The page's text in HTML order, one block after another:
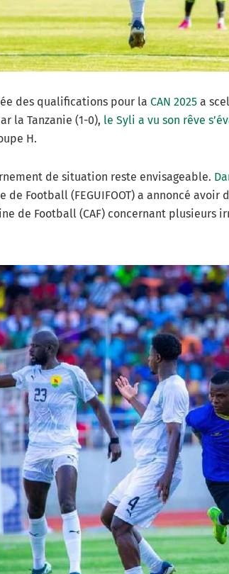
des qualifications pour la CAN 2025 a
la Tanzanie (1-0), le Syli a vu son rêve
H.
de situation reste envisageable.
de Football (FEGUIFOOT) a annoncé
de Football (CAF) concernant plusieurs